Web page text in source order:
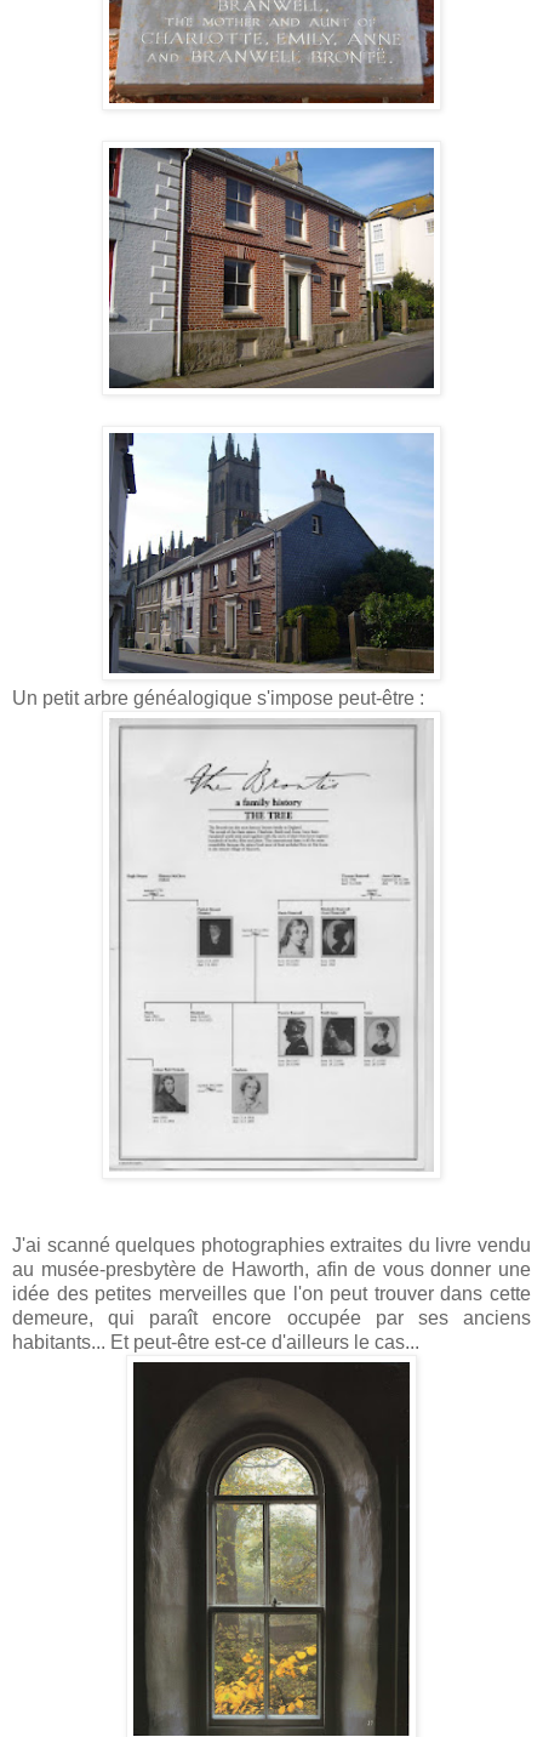
Un petit arbre généalogique s'impose peut-être :
J'ai scanné quelques photographies extraites du livre vendu
au musée-presbytère de Haworth, afin de vous donner une
idée des petites merveilles que l'on peut trouver dans cette
demeure, qui paraît encore occupée par ses anciens
habitants... Et peut-être est-ce d'ailleurs le cas...